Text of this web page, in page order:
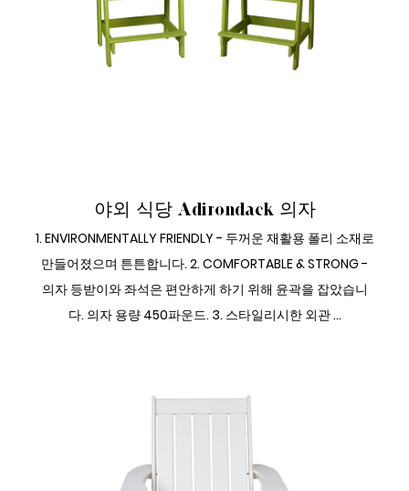
야외 식당 Adirondack 의자
1. ENVIRONMENTALLY FRIENDLY - 두꺼운 재활용 폴리 소재로
만들어졌으며 튼튼합니다. 2. COMFORTABLE & STRONG -
의자 등받이와 좌석은 편안하게 하기 위해 윤곽을 잡았습니
다. 의자 용량 450파운드. 3. 스타일리시한 외관 ...